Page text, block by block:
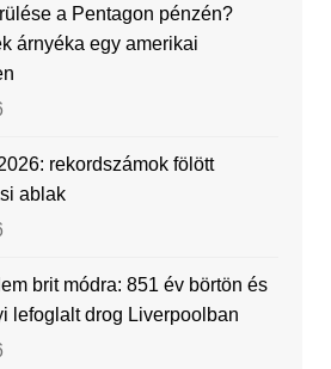
a Pentagon pénzén?
árnyéka egy amerikai
rekordszámok fölött
ablak
brit módra: 851 év börtön és
lefoglalt drog Liverpoolban